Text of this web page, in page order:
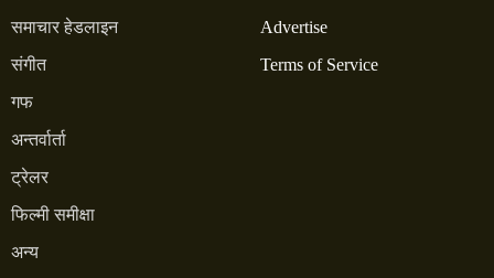
समाचार हेडलाइन
संगीत
गफ
अन्तर्वार्ता
ट्रेलर
फिल्मी समीक्षा
अन्य
Advertise
Terms of Service